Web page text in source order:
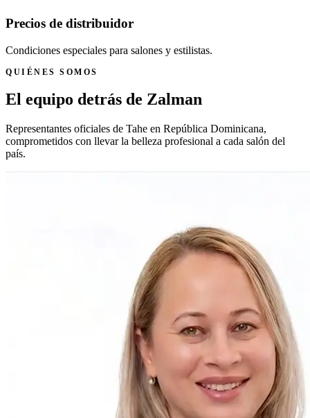
Precios de distribuidor
Condiciones especiales para salones y estilistas.
QUIÉNES SOMOS
El equipo detrás de Zalman
Representantes oficiales de Tahe en República Dominicana,
comprometidos con llevar la belleza profesional a cada salón del
país.